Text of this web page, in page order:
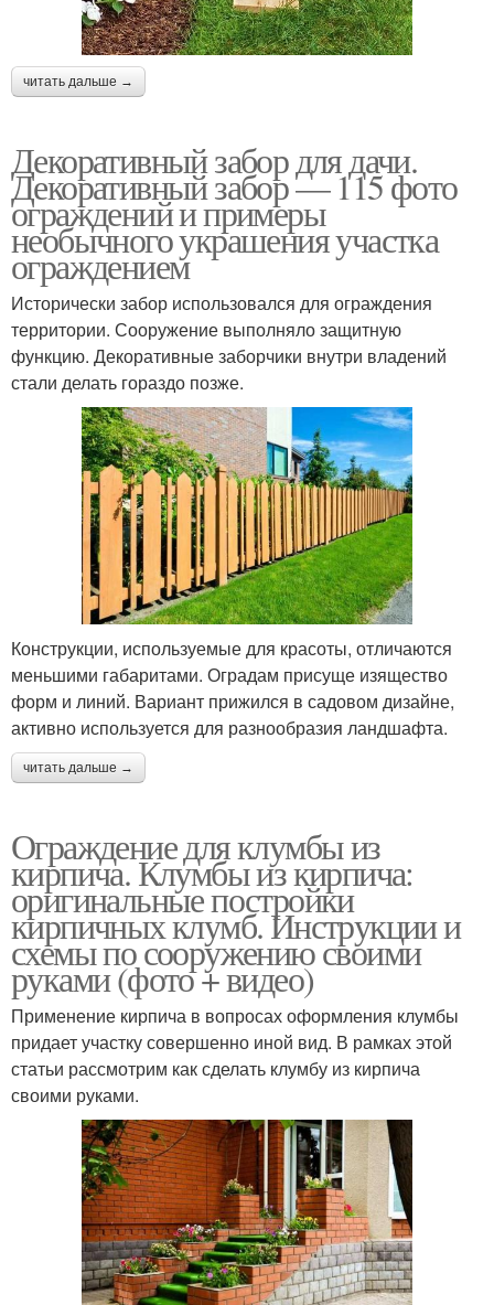
читать дальше →
Декоративный забор для дачи.
Декоративный забор — 115 фото
ограждений и примеры
необычного украшения участка
ограждением
Исторически забор использовался для ограждения
территории. Сооружение выполняло защитную
функцию. Декоративные заборчики внутри владений
стали делать гораздо позже.
Конструкции, используемые для красоты, отличаются
меньшими габаритами. Оградам присуще изящество
форм и линий. Вариант прижился в садовом дизайне,
активно используется для разнообразия ландшафта.
читать дальше →
Ограждение для клумбы из
кирпича. Клумбы из кирпича:
оригинальные постройки
кирпичных клумб. Инструкции и
схемы по сооружению своими
руками (фото + видео)
Применение кирпича в вопросах оформления клумбы
придает участку совершенно иной вид. В рамках этой
статьи рассмотрим как сделать клумбу из кирпича
своими руками.